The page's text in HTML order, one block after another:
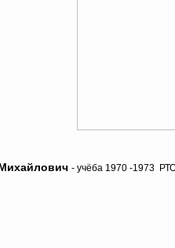
- учёба 1970 -1973